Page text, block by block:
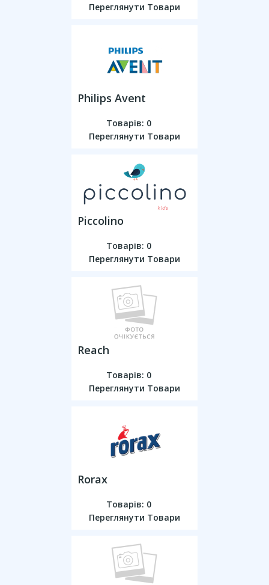
Переглянути Товари
Philips Avent
Товарів: 0
Переглянути Товари
Piccolino
Товарів: 0
Переглянути Товари
Reach
Товарів: 0
Переглянути Товари
Rorax
Товарів: 0
Переглянути Товари